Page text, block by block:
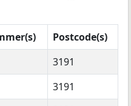
Postcode(s)
3191
3191